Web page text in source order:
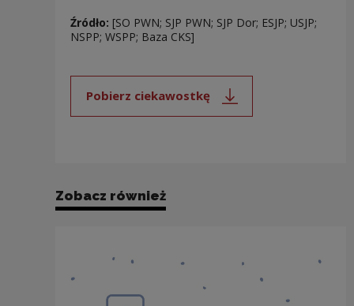
Źródło: [SO PWN; SJP PWN; SJP Dor; ESJP; USJP;
NSPP; WSPP; Baza CKS]
Pobierz ciekawostkę
Uwaga, link zostanie otwarty
Zobacz również